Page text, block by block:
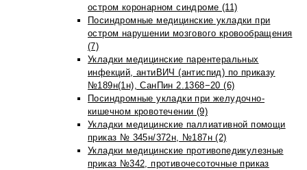
остром коронарном синдроме (11)
Посиндромные медицинские укладки при
остром нарушении мозгового кровообращения
(7)
Укладки медицинские парентеральных
инфекций, антиВИЧ (антиспид) по приказу
№189н(1н), СанПин 2.1368−20 (6)
Посиндромные укладки при желудочно-
кишечном кровотечении (9)
Укладки медицинские паллиативной помощи
приказ № 345н/372н, №187н (2)
Укладки медицинские противопедикулезные
приказ №342, противочесоточные приказ